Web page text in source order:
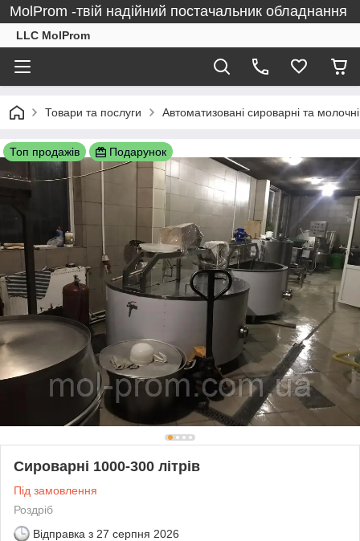
MolProm -твій надійний постачальник обладнання
LLC MolProm
Товари та послуги Автоматизовані сироварні та молочні
Топ продажів Подарунок
Сироварні 1000-300 літрів
Під замовлення
Роздріб
Відправка з 27 серпня 2026